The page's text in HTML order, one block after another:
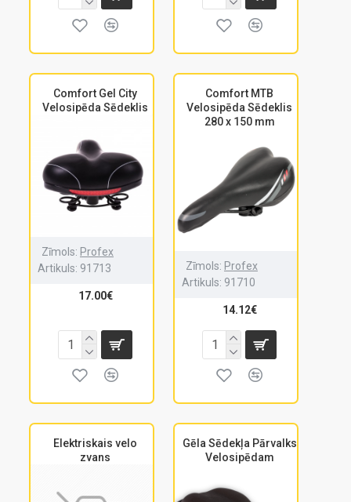
Comfort Gel City
Velosipēda Sēdeklis
Zīmols: Profex
Artikuls: 91713
17.00€
Comfort MTB
Velosipēda Sēdeklis
280 x 150 mm
Zīmols: Profex
Artikuls: 91710
14.12€
Elektriskais velo
zvans
Gēla Sēdekļa Pārvalks
Velosipēdam